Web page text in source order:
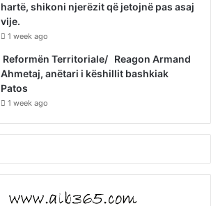
hartë, shikoni njerëzit që jetojnë pas asaj
vije.
1 week ago
Reformën Territoriale/ Reagon Armand
Ahmetaj, anëtari i këshillit bashkiak
Patos
1 week ago